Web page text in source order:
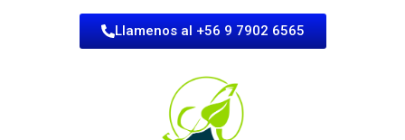
Llamenos al +56 9 7902 6565